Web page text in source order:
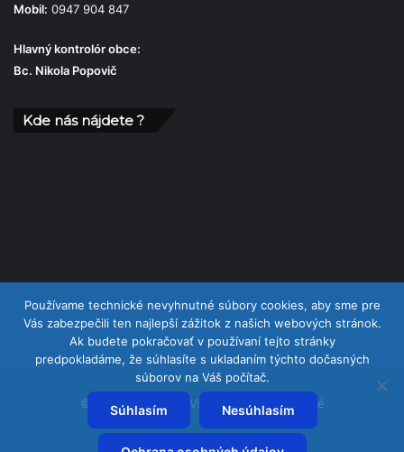
Mobil: 0947 904 847
Hlavný kontrolór obce:
Bc. Nikola Popovič
Kde nás nájdete ?
© Copyright 2026, Všetky práva vyhradené
Facebook
Používame technické nevyhnutné súbory cookies, aby sme pre
Vás zabezpečili ten najlepší zážitok z našich webových stránok.
Ak budete pokračovať v používaní tejto stránky
predpokladáme, že súhlasíte s ukladaním týchto dočasných
súborov na Váš počítač.
Súhlasím Nesúhlasím